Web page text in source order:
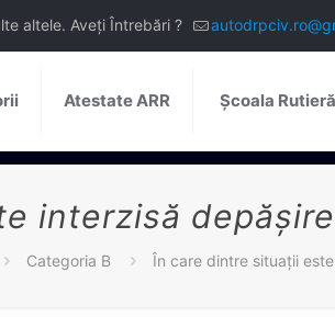
altele. Aveți Întrebări ?
Atestate ARR Școala
interzisă
Categoria B În care dintre situaţii